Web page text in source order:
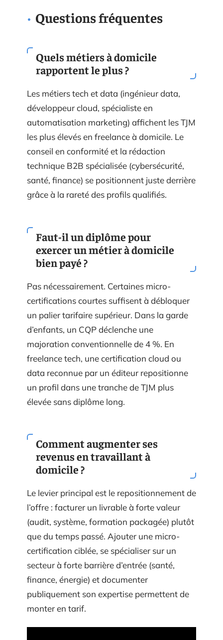
Questions fréquentes
Quels métiers à domicile
rapportent le plus ?
Les métiers tech et data (ingénieur data,
développeur cloud, spécialiste en
automatisation marketing) affichent les TJM
les plus élevés en freelance à domicile. Le
conseil en conformité et la rédaction
technique B2B spécialisée (cybersécurité,
santé, finance) se positionnent juste derrière
grâce à la rareté des profils qualifiés.
Faut-il un diplôme pour
exercer un métier à domicile
bien payé ?
Pas nécessairement. Certaines micro-
certifications courtes suffisent à débloquer
un palier tarifaire supérieur. Dans la garde
d’enfants, un CQP déclenche une
majoration conventionnelle de 4 %. En
freelance tech, une certification cloud ou
data reconnue par un éditeur repositionne
un profil dans une tranche de TJM plus
élevée sans diplôme long.
Comment augmenter ses
revenus en travaillant à
domicile ?
Le levier principal est le repositionnement de
l’offre : facturer un livrable à forte valeur
(audit, système, formation packagée) plutôt
que du temps passé. Ajouter une micro-
certification ciblée, se spécialiser sur un
secteur à forte barrière d’entrée (santé,
finance, énergie) et documenter
publiquement son expertise permettent de
monter en tarif.